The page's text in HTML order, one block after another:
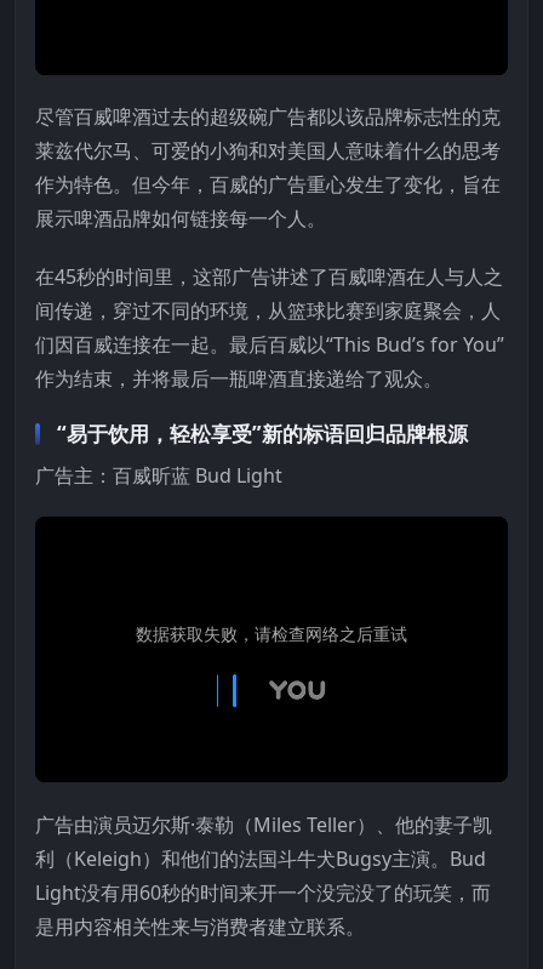
尽管百威啤酒过去的超级碗广告都以该品牌标志性的克
莱兹代尔马、可爱的小狗和对美国人意味着什么的思考
作为特色。但今年，百威的广告重心发生了变化，旨在
展示啤酒品牌如何链接每一个人。
在45秒的时间里，这部广告讲述了百威啤酒在人与人之
间传递，穿过不同的环境，从篮球比赛到家庭聚会，人
们因百威连接在一起。最后百威以“This Bud’s for You”
作为结束，并将最后一瓶啤酒直接递给了观众。
“易于饮用，轻松享受”新的标语回归品牌根源
广告主：百威昕蓝 Bud Light
广告由演员迈尔斯·泰勒（Miles Teller）、他的妻子凯
利（Keleigh）和他们的法国斗牛犬Bugsy主演。Bud
Light没有用60秒的时间来开一个没完没了的玩笑，而
是用内容相关性来与消费者建立联系。